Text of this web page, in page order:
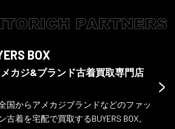
>
BOX
カジ&ブランド古着買取専門店
国からアメカジブランドなどのファッ
古着を宅配で買取するBUYERS BOX。